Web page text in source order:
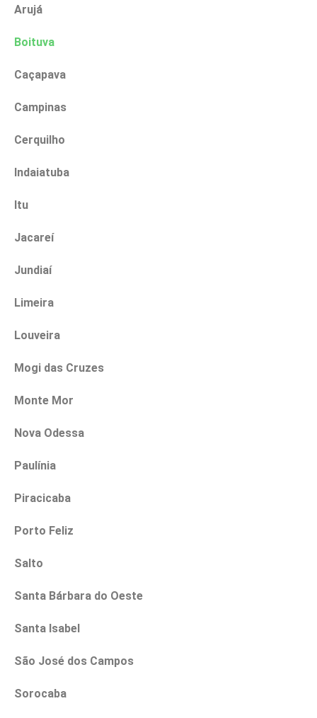
Arujá
Boituva
Caçapava
Campinas
Cerquilho
Indaiatuba
Itu
Jacareí
Jundiaí
Limeira
Louveira
Mogi das Cruzes
Monte Mor
Nova Odessa
Paulínia
Piracicaba
Porto Feliz
Salto
Santa Bárbara do Oeste
Santa Isabel
São José dos Campos
Sorocaba